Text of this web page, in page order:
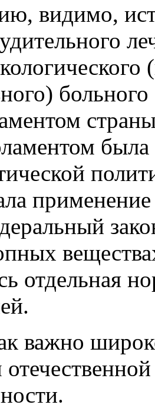
видимо,
отдельная
важно